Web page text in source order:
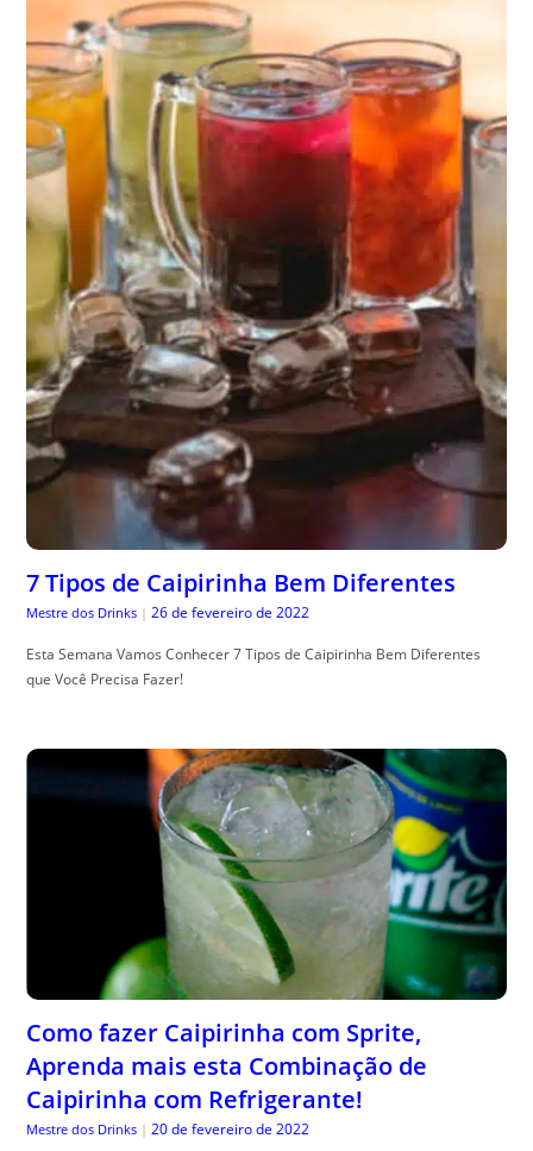
7 Tipos de Caipirinha Bem Diferentes
Mestre dos Drinks | 26 de fevereiro de 2022
Esta Semana Vamos Conhecer 7 Tipos de Caipirinha Bem Diferentes
que Você Precisa Fazer!
Como fazer Caipirinha com Sprite,
Aprenda mais esta Combinação de
Caipirinha com Refrigerante!
Mestre dos Drinks | 20 de fevereiro de 2022